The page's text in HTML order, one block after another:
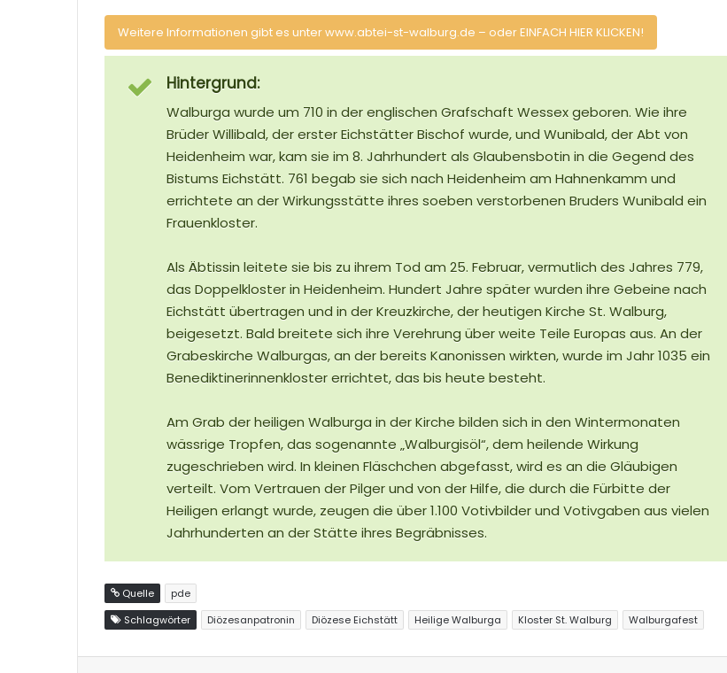
Weitere Informationen gibt es unter www.abtei-st-walburg.de – oder EINFACH HIER KLICKEN!
Hintergrund:
Walburga wurde um 710 in der englischen Grafschaft Wessex geboren. Wie ihre
Brüder Willibald, der erster Eichstätter Bischof wurde, und Wunibald, der Abt von
Heidenheim war, kam sie im 8. Jahrhundert als Glaubensbotin in die Gegend des
Bistums Eichstätt. 761 begab sie sich nach Heidenheim am Hahnenkamm und
errichtete an der Wirkungsstätte ihres soeben verstorbenen Bruders Wunibald ein
Frauenkloster.
Als Äbtissin leitete sie bis zu ihrem Tod am 25. Februar, vermutlich des Jahres 779,
das Doppelkloster in Heidenheim. Hundert Jahre später wurden ihre Gebeine nach
Eichstätt übertragen und in der Kreuzkirche, der heutigen Kirche St. Walburg,
beigesetzt. Bald breitete sich ihre Verehrung über weite Teile Europas aus. An der
Grabeskirche Walburgas, an der bereits Kanonissen wirkten, wurde im Jahr 1035 ein
Benediktinerinnenkloster errichtet, das bis heute besteht.
Am Grab der heiligen Walburga in der Kirche bilden sich in den Wintermonaten
wässrige Tropfen, das sogenannte „Walburgisöl“, dem heilende Wirkung
zugeschrieben wird. In kleinen Fläschchen abgefasst, wird es an die Gläubigen
verteilt. Vom Vertrauen der Pilger und von der Hilfe, die durch die Fürbitte der
Heiligen erlangt wurde, zeugen die über 1.100 Votivbilder und Votivgaben aus vielen
Jahrhunderten an der Stätte ihres Begräbnisses.
Quelle
pde
Schlagwörter
Diözesanpatronin Diözese Eichstätt Heilige Walburga Kloster St. Walburg Walburgafest